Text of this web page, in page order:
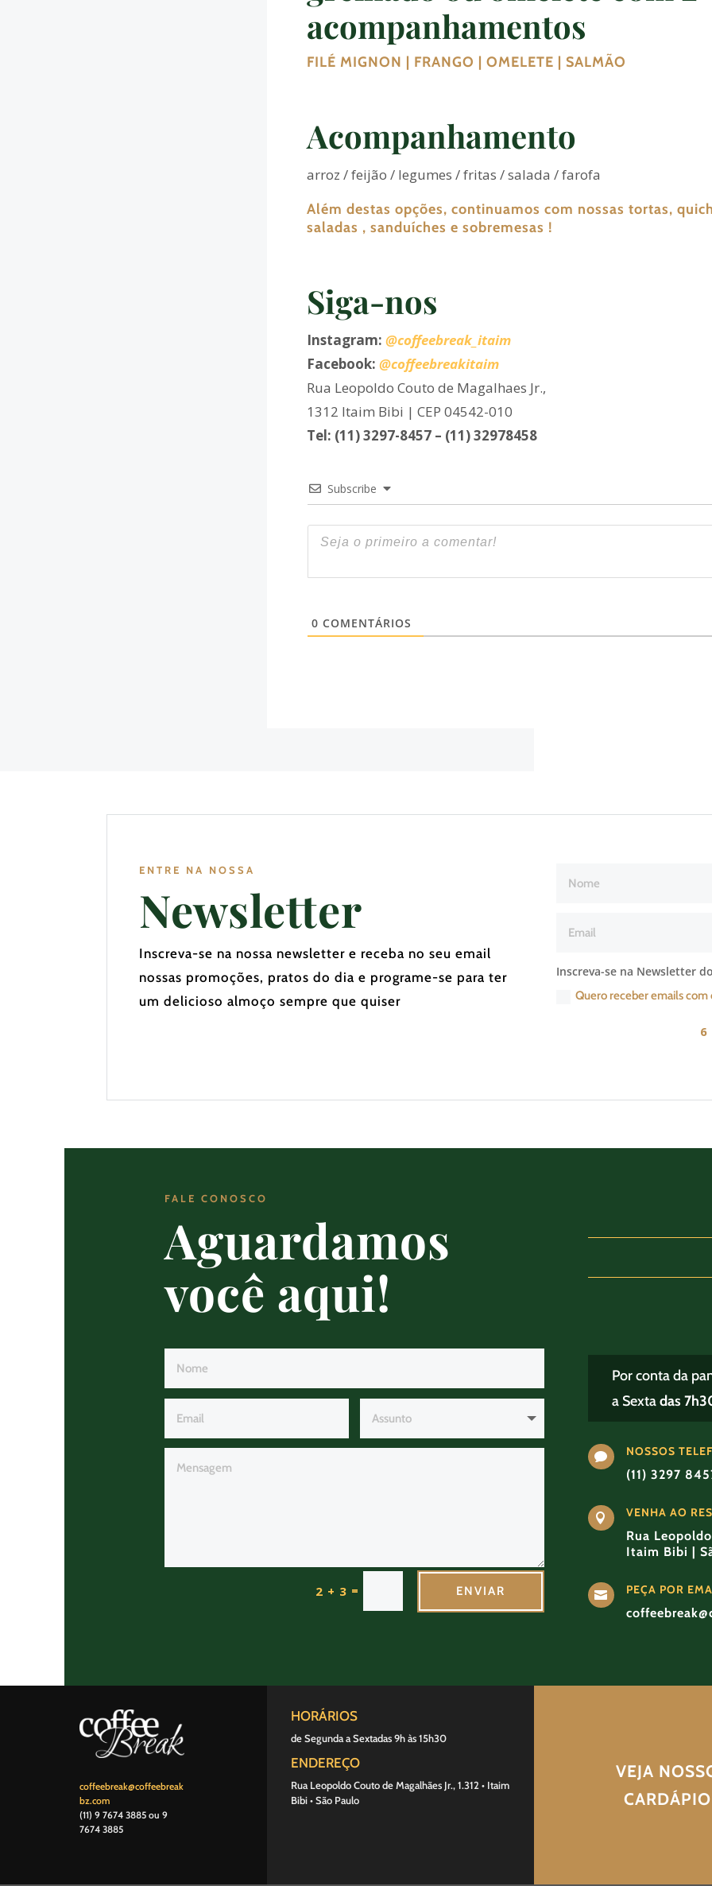
acompanhamentos
FILÉ MIGNON | FRANGO | OMELETE | SALMÃO
Acompanhamento
arroz / feijão / legumes / fritas / salada / farofa
Além destas opções, continuamos com nossas tortas,
saladas , sanduíches e sobremesas !
Siga-nos
Instagram: @coffeebreak_itaim
Facebook: @coffeebreakitaim
Rua Leopoldo Couto de Magalhaes Jr.,
1312 Itaim Bibi | CEP 04542-010
Tel: (11) 3297-8457 – (11) 32978458
Subscribe
0 COMENTÁRIOS
ENTRE NA NOSSA
Newsletter
Inscreva-se na nossa newsletter e receba no seu email
nossas promoções, pratos do dia e programe-se para ter
um delicioso almoço sempre que quiser
Inscreva-se na Newsletter
Quero receber emails
6
FALE CONOSCO
Aguardamos
você aqui!
2 + 3 = ENVIAR
Por conta da
a Sextadas
 NOSSOS
(11) 3297
 VENHA AO
Rua
Itaim Bibi |
 PEÇA POR
coffeebreak@coffeebreak
bz.com
(11) 9 7674 3885‬ ou 9
7674 3885
HORÁRIOS
de Segunda a Sextadas 9h às 15h30
ENDEREÇO
Rua Leopoldo Couto de Magalhães Jr., 1.312 • Itaim
Bibi • São Paulo
VEJA
CARDÁPIO